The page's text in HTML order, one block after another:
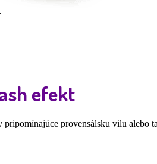
efekt
pripomínajúce provensálsku vilu alebo